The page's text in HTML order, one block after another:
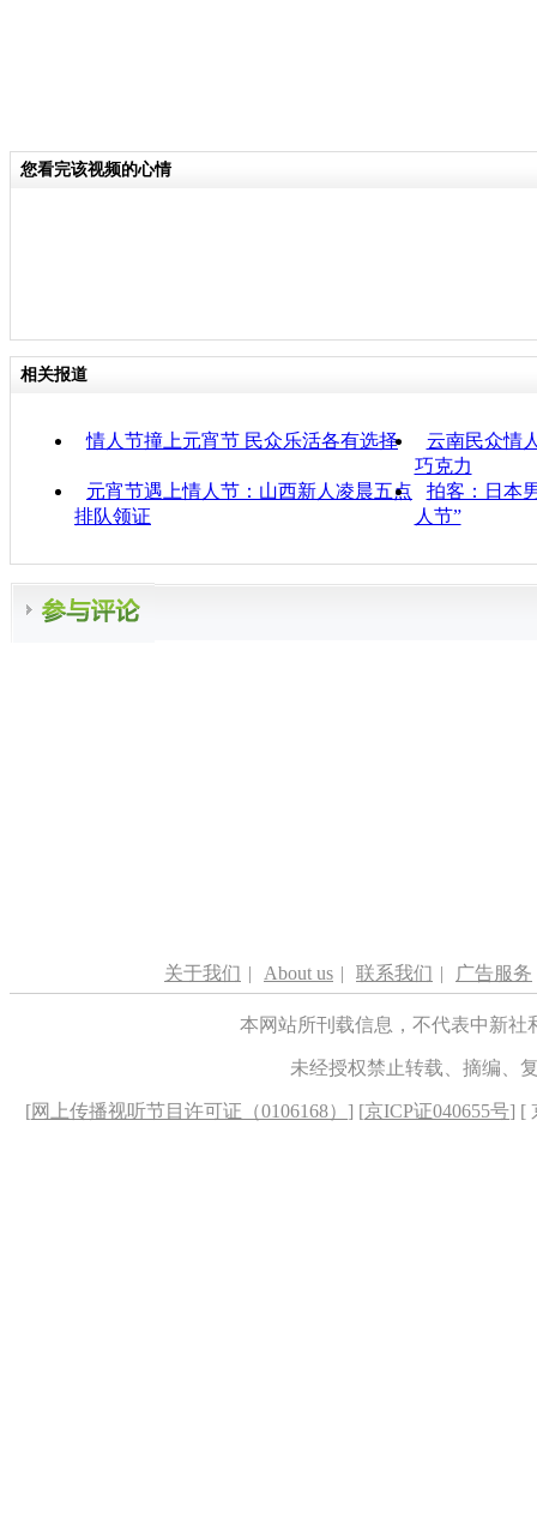
您看完该视频的心情
相关报道
情人节撞上元宵节 民众乐活各有选择
云南民众情
巧克力
元宵节遇上情人节：山西新人凌晨五点
排队领证
拍客：日本
人节”
关于我们 | About us | 联系我们 | 广告服务
本网站所刊载信息，不代表中新
未经授权禁止转载、摘编、
[网上传播视听节目许可证（0106168） ] [京ICP证040655号] [